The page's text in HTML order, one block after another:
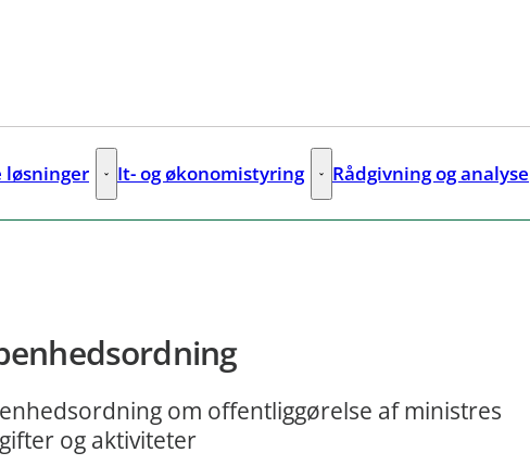
links
løsninger Digitale løsninger - Flere links
It- og økonomistyring It- og økonomistyring - Flere links
Rådgivning og analyse
om offentliggørelse af ministres
og aktiviteter